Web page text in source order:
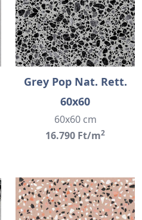
Grey Pop Nat. Rett.
60x60
60x60 cm
16.790 Ft/m2